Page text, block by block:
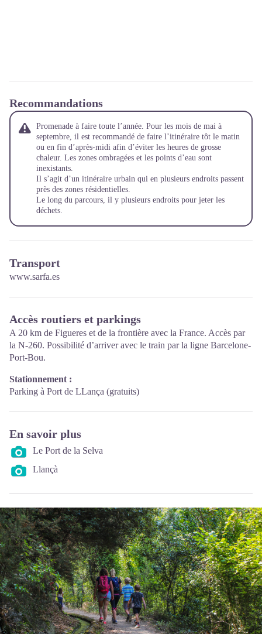
Recommandations
Promenade à faire toute l’année. Pour les mois de mai à
septembre, il est recommandé de faire l’itinéraire tôt le matin
ou en fin d’après-midi afin d’éviter les heures de grosse
chaleur. Les zones ombragées et les points d’eau sont
inexistants.
Il s’agit d’un itinéraire urbain qui en plusieurs endroits passent
près des zones résidentielles.
Le long du parcours, il y plusieurs endroits pour jeter les
déchets.
Transport
www.sarfa.es
Accès routiers et parkings
A 20 km de Figueres et de la frontière avec la France. Accès par
la N-260. Possibilité d’arriver avec le train par la ligne Barcelone-
Port-Bou.
Stationnement :
Parking à Port de LLança (gratuits)
En savoir plus
Le Port de la Selva
Llançà